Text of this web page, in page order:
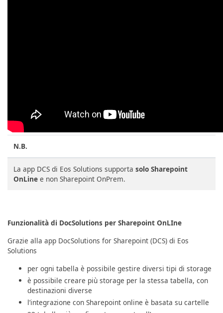
N.B.
La app DCS di Eos Solutions supporta solo Sharepoint
OnLine e non Sharepoint OnPrem.
Funzionalità di DocSolutions per Sharepoint OnLIne
Grazie alla app DocSolutions for Sharepoint (DCS) di Eos
Solutions
per ogni tabella è possibile gestire diversi tipi di storage
è possibile creare più storage per la stessa tabella, con
destinazioni diverse
l’integrazione con Sharepoint online è basata su cartelle